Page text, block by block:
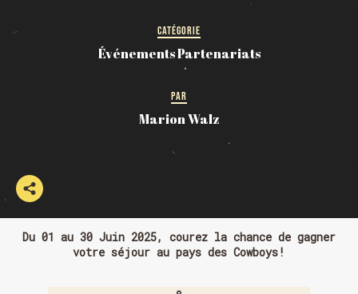
CATÉGORIE
Événements Partenariats
PAR
Marion Walz
Du 01 au 30 Juin 2025, courez la chance de gagner
votre séjour au pays des Cowboys!